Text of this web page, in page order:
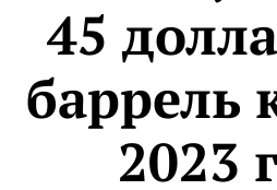
45
баррель
2023